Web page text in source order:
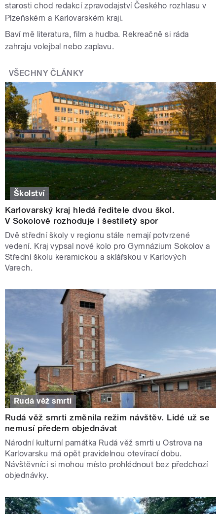
starosti chod redakcí zpravodajství Českého rozhlasu v
Plzeňském a Karlovarském kraji.
Baví mě literatura, film a hudba. Rekreačně si ráda
zahraju volejbal nebo zaplavu.
VŠECHNY ČLÁNKY
Školství
Karlovarský kraj hledá ředitele dvou škol.
V Sokolově rozhoduje i šestiletý spor
Dvě střední školy v regionu stále nemají potvrzené
vedení. Kraj vypsal nové kolo pro Gymnázium Sokolov a
Střední školu keramickou a sklářskou v Karlových
Varech.
Rudá věž smrti
Rudá věž smrti změnila režim návštěv. Lidé už se
nemusí předem objednávat
Národní kulturní památka Rudá věž smrti u Ostrova na
Karlovarsku má opět pravidelnou otevírací dobu.
Návštěvníci si mohou místo prohlédnout bez předchozí
objednávky.